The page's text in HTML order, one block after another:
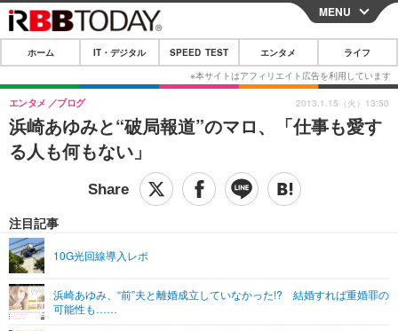
CLOSE
ホーム
IT・デジタル
IT・デジタルTOP スマートフォン
ネタ
その他
SPEED TEST
映画・ドラマ
グラビア
ライフTOP
その他
リリース一覧
プッシュ通知の停止方法
MENU
ホーム IT・デジタル SPEED TEST エンタメ ライフ
浜崎あゆみと“破局報道”のマロ、「仕事も愛す
る人も何もない」
エンタメ ブログ
注目記事
10G光回線導入レポ
浜崎あゆみ、“前”夫と離婚成立していなかった!? 結婚すれば重婚罪の
可能性も……
2013.1.15（火）13:50